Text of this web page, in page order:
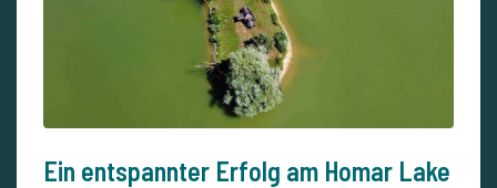
Ein entspannter Erfolg am Homar Lake